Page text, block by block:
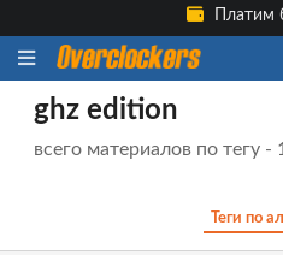
Платим
ghz edition
всего материалов по тегу -
Теги по